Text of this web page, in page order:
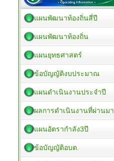
แผนพัฒนาท้องถิ่นสี่ปี
แผนพัฒนาท้องถิ่น
แผนยุทธศาสตร์
ข้อบัญญัติงบประมาณ
แผนดำเนินงานประจำปี
ผลการดำเนินงานที่ผ่านมา
แผนอัตรากำลัง3ปี
ข้อบัญญัติอบต.